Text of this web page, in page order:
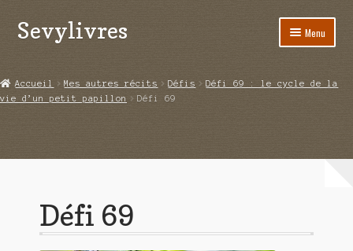
Aller
Aller
au
Sevylivres Menu
A l’abri de la différence trilogie
Au nom de la justice
Accueil Mes autres récits Défis
Défi 69 : le cycle de la
vie d’un petit papillon
Défi 69
Défi 69